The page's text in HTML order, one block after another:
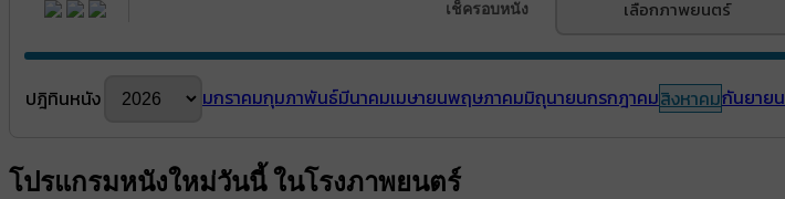
เช็ครอบหนัง เลือกภาพยนตร์
ปฎิทินหนัง มกราคมกุมภาพันธ์มีนาคมเมษายนพฤษภาคมมิถุนายนกรกฎาคมสิงหาคมกันยายน
โปรแกรมหนังใหม่วันนี้ ในโรงภาพยนตร์